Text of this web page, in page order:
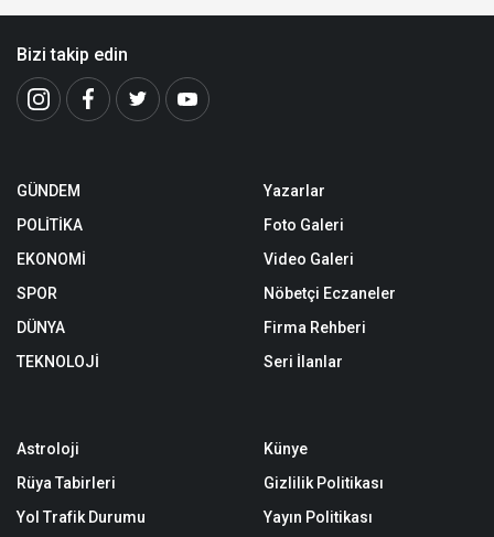
Bizi takip edin
GÜNDEM
POLİTİKA
EKONOMİ
SPOR
DÜNYA
TEKNOLOJİ
Yazarlar
Foto Galeri
Video Galeri
Nöbetçi Eczaneler
Firma Rehberi
Seri İlanlar
Astroloji
Rüya Tabirleri
Yol Trafik Durumu
Künye
Gizlilik Politikası
Yayın Politikası